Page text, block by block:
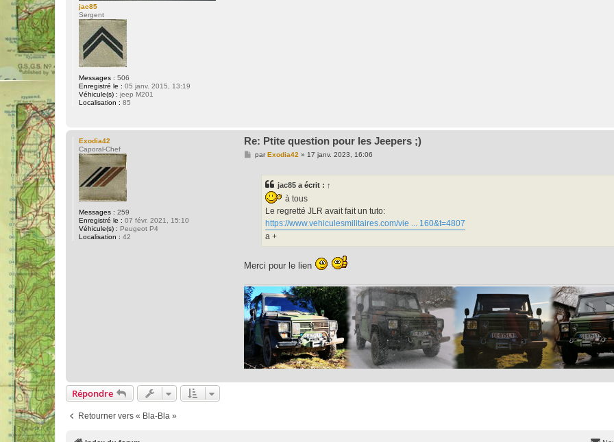
jac85
Sergent
Messages : 506
Enregistré le : 05 janv. 2015, 13:19
Véhicule(s) : jeep M201
Localisation : 85
Exodia42
Caporal-Chef
Messages : 259
Enregistré le : 07 févr. 2021, 15:10
Véhicule(s) : Peugeot P4
Localisation : 42
Re: Ptite question pour les Jeepers ;)
MparExodia42 » 17 janv. 2023, 16:06
jac85 a écrit : ↑
à tous
Le regretté JLR avait fait un tuto:
https://www.vehiculesmilitaires.com/vie ... 160&t=4807
a +
Merci pour le lien
Répondre
Retourner vers « Bla-Bla »